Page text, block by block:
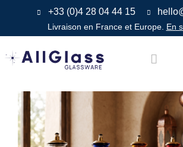
+33 (0)4 28 04 44 15
Livraison en France et Europe. En